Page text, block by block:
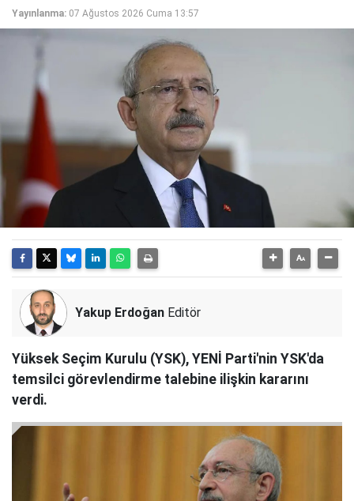
Yayınlanma: 07 Ağustos 2026 Cuma 13:57
Yakup Erdoğan Editör
Yüksek Seçim Kurulu (YSK), YENİ Parti'nin YSK'da
temsilci görevlendirme talebine ilişkin kararını
verdi.